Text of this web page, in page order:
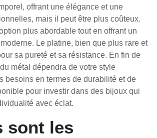
offrant une élégance et une
mais il peut être plus coûteux.
plus abordable tout en offrant un
Le platine, bien que plus rare et
sa pureté et sa résistance. En fin de
métal dépendra de votre style
besoins en termes de durabilité et de
pour investir dans des bijoux qui
avec éclat.
sont les